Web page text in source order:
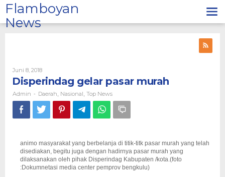
Lewati
ke
konten
Flamboyan
News
Juni 8, 2018Oleh
Admin
Disperindag gelar pasar murah
Admin - Daerah Nasional Top News
animo masyarakat yang berbelanja di titik-titk pasar murah yang telah
disediakan, begitu juga dengan hadirnya pasar murah yang
dilaksanakan oleh pihak Disperindag Kabupaten /kota.(foto
:Dokumnetasi media center pemprov bengkulu)